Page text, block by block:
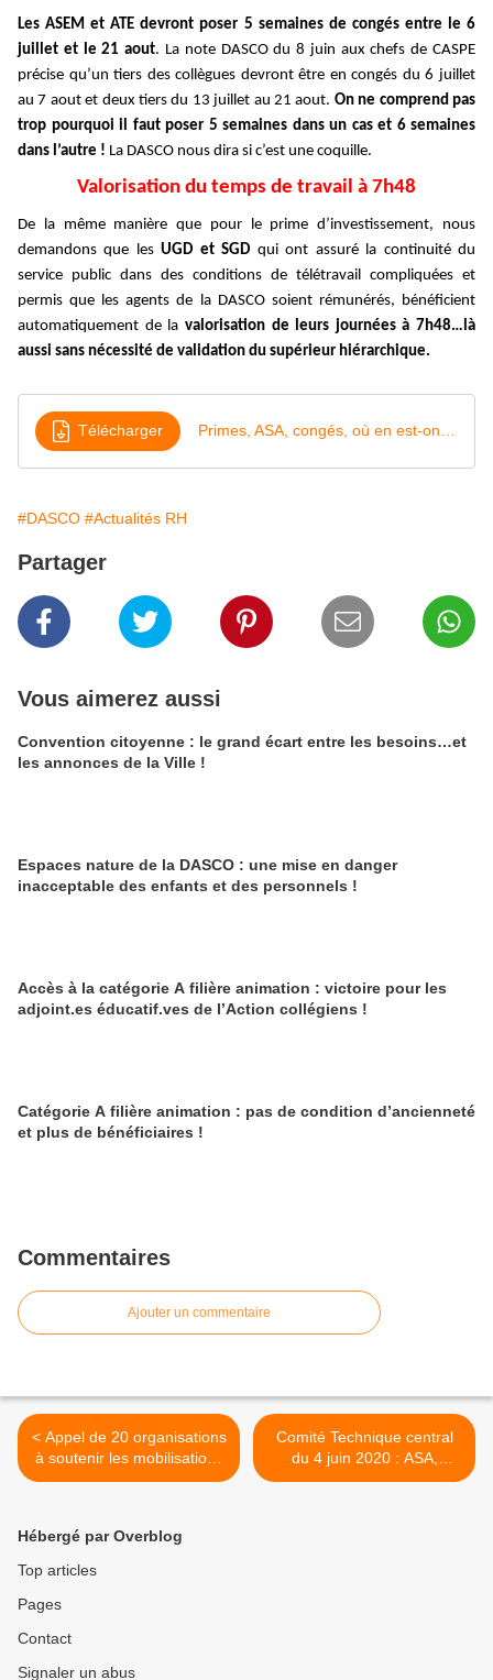
Les ASEM et ATE devront poser 5 semaines de congés entre le 6
juillet et le 21 aout. La note DASCO du 8 juin aux chefs de CASPE
précise qu’un tiers des collègues devront être en congés du 6 juillet
au 7 aout et deux tiers du 13 juillet au 21 aout. On ne comprend pas
trop pourquoi il faut poser 5 semaines dans un cas et 6 semaines
dans l’autre ! La DASCO nous dira si c’est une coquille.
Valorisation du temps de travail à 7h48
De la même manière que pour le prime d’investissement, nous
demandons que lesUGD et SGD qui ont assuré la continuité du
service public dans des conditions de télétravail compliquées et
permis que les agents de la DASCO soient rémunérés, bénéficient
automatiquement de la valorisation de leurs journées à 7h48…là
aussi sans nécessité de validation du supérieur hiérarchique.
Télécharger Primes, ASA, congés, où en est-on à la DASCO ???
#DASCO #Actualités RH
Partager
Vous aimerez aussi
Convention citoyenne : le grand écart entre les besoins…et
les annonces de la Ville !
Espaces nature de la DASCO : une mise en danger
inacceptable des enfants et des personnels !
Accès à la catégorie A filière animation : victoire pour les
adjoint.es éducatif.ves de l’Action collégiens !
Catégorie A filière animation : pas de condition d’ancienneté
et plus de bénéficiaires !
Commentaires
Ajouter un commentaire
< Appel de 20 organisations
à soutenir les mobilisations
santé du 16 juin : plus
nous faut les soutenir !
Comité Technique central
du 4 juin 2020 : ASA,
Congés, Procédures
Hébergé par Overblog
Top articles
Pages
Contact
Signaler un abus